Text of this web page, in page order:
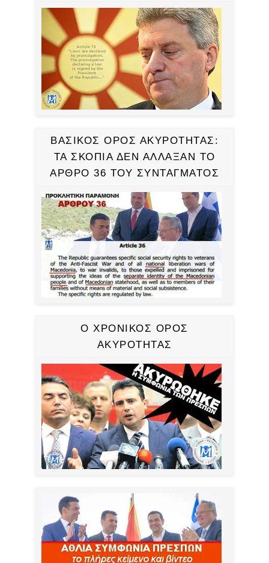
ΒΑΣΙΚΟΣ ΟΡΟΣ ΑΚΥΡΟΤΗΤΑΣ:
ΤΑ ΣΚΟΠΙΑ ΔΕΝ ΑΛΛΑΞΑΝ ΤΟ
ΑΡΘΡΟ 36 ΤΟΥ ΣΥΝΤΑΓΜΑΤΟΣ
Ο ΧΡΟΝΙΚΟΣ ΟΡΟΣ
ΑΚΥΡΟΤΗΤΑΣ